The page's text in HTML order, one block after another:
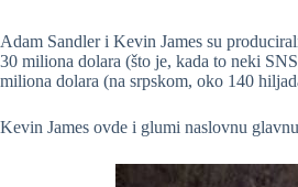
Adam Sandler i Kevin James su
30 miliona dolara (što je, kada to neki
miliona dolara (na srpskom, oko 140
Kevin James ovde i glumi naslovnu